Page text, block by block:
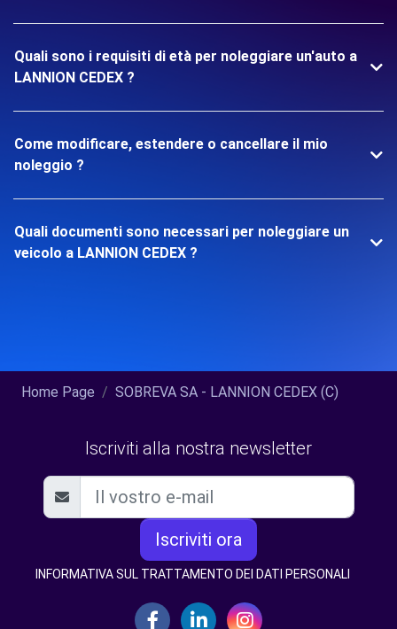
Quali sono i requisiti di età per noleggiare un'auto a
LANNION CEDEX ?
Come modificare, estendere o cancellare il mio
noleggio ?
Quali documenti sono necessari per noleggiare un
veicolo a LANNION CEDEX ?
Home Page SOBREVA SA - LANNION CEDEX (C)
Iscriviti alla nostra newsletter
Iscriviti ora
INFORMATIVA SUL TRATTAMENTO DEI DATI PERSONALI